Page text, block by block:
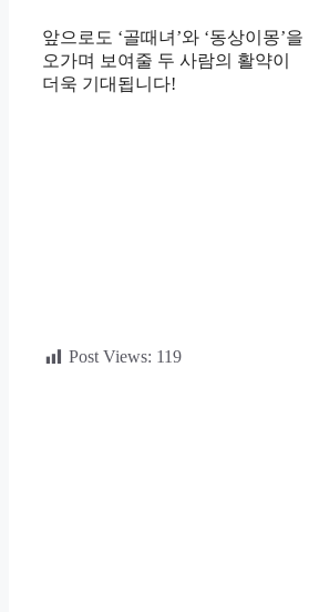
앞으로도 ‘골때녀’와 ‘동상이몽’을
오가며 보여줄 두 사람의 활약이
더욱 기대됩니다!
Post Views: 119